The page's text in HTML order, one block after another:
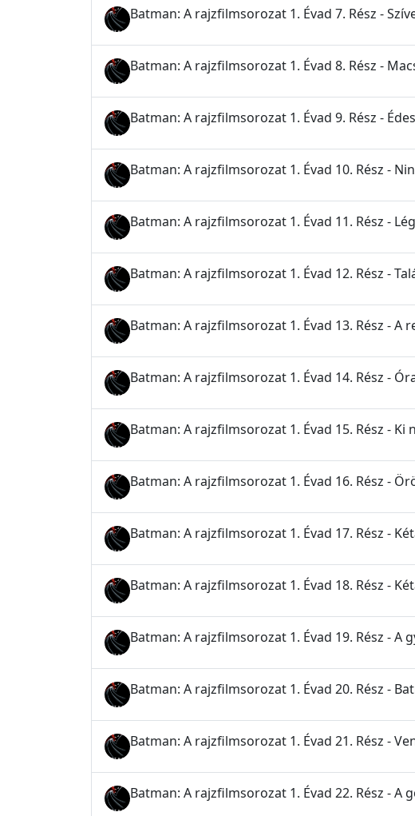
Batman: A rajzfilmsorozat 1. Évad 7. Rész -
Batman: A rajzfilmsorozat 1. Évad 8. Rész -
Batman: A rajzfilmsorozat 1. Évad 9. Rész -
Batman: A rajzfilmsorozat 1. Évad 10. Rész -
Batman: A rajzfilmsorozat 1. Évad 11. Rész -
Batman: A rajzfilmsorozat 1. Évad 12. Rész -
Batman: A rajzfilmsorozat 1. Évad 13. Rész - A
Batman: A rajzfilmsorozat 1. Évad 14. Rész -
Batman: A rajzfilmsorozat 1. Évad 15. Rész - Ki
Batman: A rajzfilmsorozat 1. Évad 16. Rész -
Batman: A rajzfilmsorozat 1. Évad 17. Rész -
Batman: A rajzfilmsorozat 1. Évad 18. Rész -
Batman: A rajzfilmsorozat 1. Évad 19. Rész - A
Batman: A rajzfilmsorozat 1. Évad 20. Rész -
Batman: A rajzfilmsorozat 1. Évad 21. Rész -
Batman: A rajzfilmsorozat 1. Évad 22. Rész - A